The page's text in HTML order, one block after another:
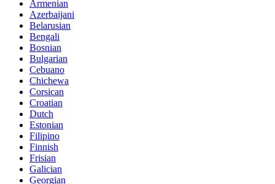
Armenian
Azerbaijani
Belarusian
Bengali
Bosnian
Bulgarian
Cebuano
Chichewa
Corsican
Croatian
Dutch
Estonian
Filipino
Finnish
Frisian
Galician
Georgian